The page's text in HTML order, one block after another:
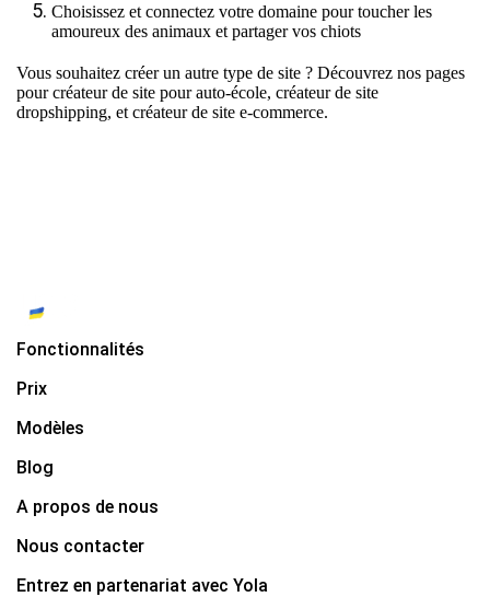
Choisissez et connectez votre domaine pour toucher les
amoureux des animaux et partager vos chiots
Vous souhaitez créer un autre type de site ? Découvrez nos pages
pourcréateur de site pour auto-école, créateur de site
dropshipping, et créateur de site e-commerce.
Fonctionnalités
Prix
Modèles
Blog
A propos de nous
Nous contacter
Entrez en partenariat avec Yola